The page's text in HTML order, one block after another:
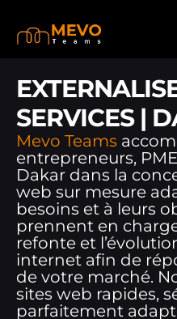
SERVICES |
Mevo Teams
entrepreneurs,
Dakar dans la
web sur mesure
besoins et à leurs
prennent en
refonte et
internet afin de
de votre marché.
sites web rapides,
parfaitement